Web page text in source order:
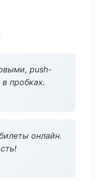
push-
пробках.
онлайн.